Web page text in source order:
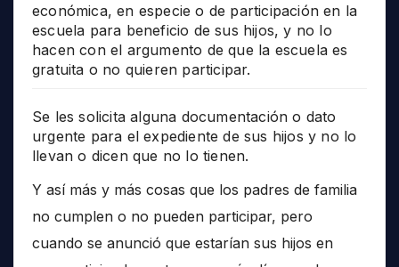
económica, en especie o de participación en la
escuela para beneficio de sus hijos, y no lo
hacen con el argumento de que la escuela es
gratuita o no quieren participar.
Se les solicita alguna documentación o dato
urgente para el expediente de sus hijos y no lo
llevan o dicen que no lo tienen.
Y así más y más cosas que los padres de familia
no cumplen o no pueden participar, pero
cuando se anunció que estarían sus hijos en